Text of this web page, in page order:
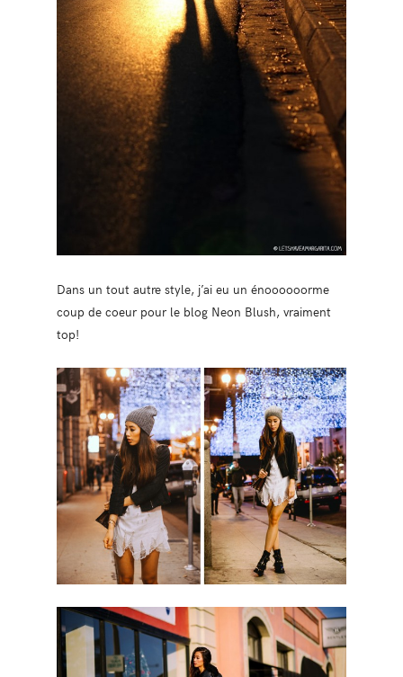
Dans un tout autre style, j’ai eu un énoooooorme
coup de coeur pour le blog Neon Blush, vraiment
top!